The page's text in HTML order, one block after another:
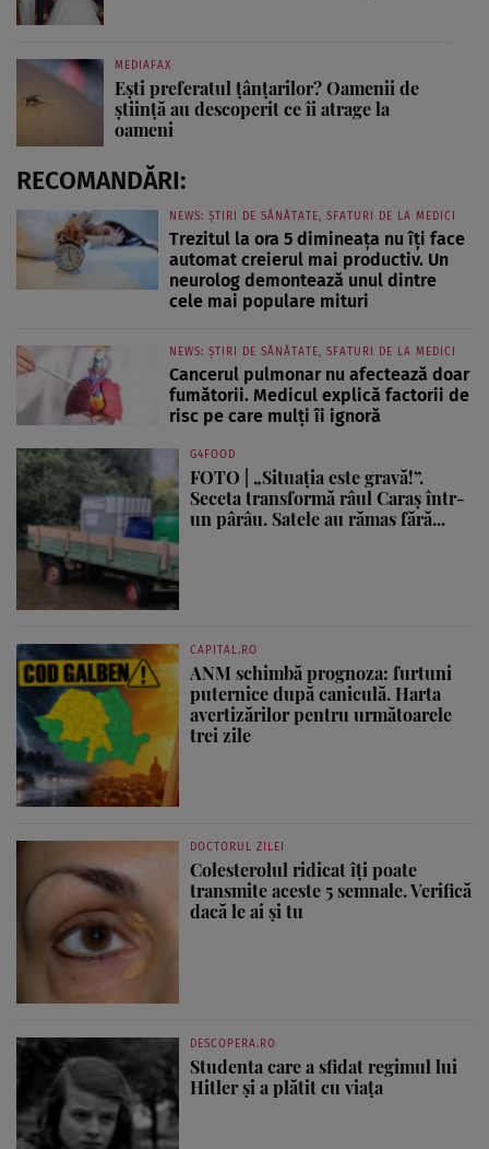
MEDIAFAX
Ești preferatul țânțarilor? Oamenii de
știință au descoperit ce îi atrage la
oameni
RECOMANDĂRI:
NEWS: ȘTIRI DE SĂNĂTATE, SFATURI DE LA MEDICI
Trezitul la ora 5 dimineața nu îți face
automat creierul mai productiv. Un
neurolog demontează unul dintre
cele mai populare mituri
NEWS: ȘTIRI DE SĂNĂTATE, SFATURI DE LA MEDICI
Cancerul pulmonar nu afectează doar
fumătorii. Medicul explică factorii de
risc pe care mulți îi ignoră
G4FOOD
FOTO | „Situația este gravă!”.
Seceta transformă râul Caraș într-
un pârâu. Satele au rămas fără...
CAPITAL.RO
ANM schimbă prognoza: furtuni
puternice după caniculă. Harta
avertizărilor pentru următoarele
trei zile
DOCTORUL ZILEI
Colesterolul ridicat îți poate
transmite aceste 5 semnale. Verifică
dacă le ai și tu
DESCOPERA.RO
Studenta care a sfidat regimul lui
Hitler și a plătit cu viața